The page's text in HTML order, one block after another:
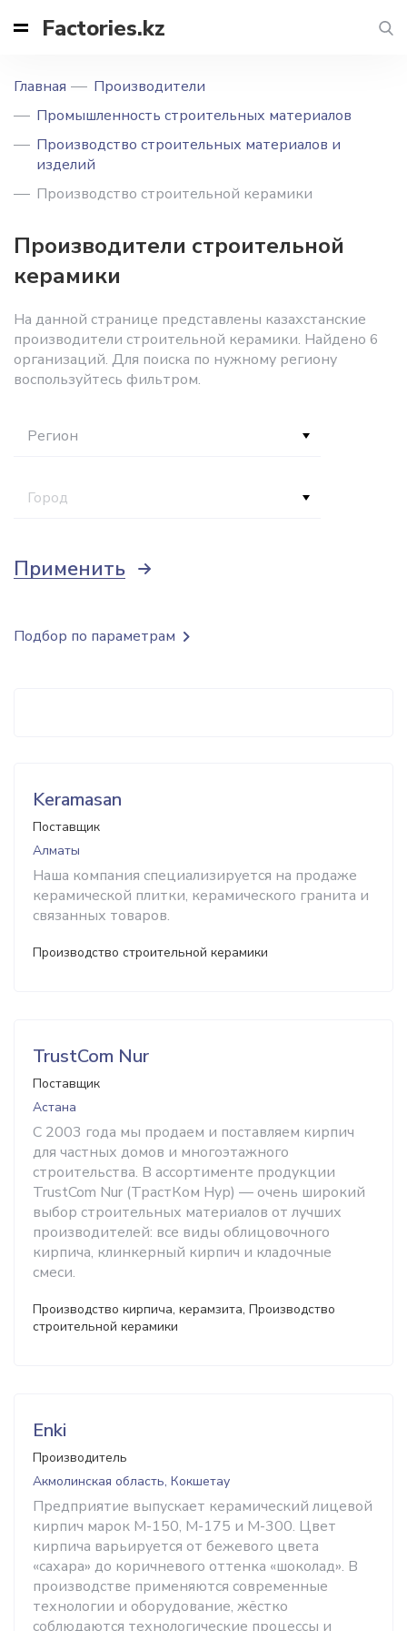
Factories.kz
Главная
Производители
Промышленность строительных материалов
Производство строительных материалов и
изделий
Производство строительной керамики
Производители строительной
керамики
На данной странице представлены казахстанские
производители строительной керамики. Найдено 6
организаций. Для поиска по нужному региону
воспользуйтесь фильтром.
Регион
Город
Применить
Keramasan
Поставщик
Алматы
Наша компания специализируется на продаже
керамической плитки, керамического гранита и
связанных товаров.
Производство строительной керамики
TrustCom Nur
Поставщик
Астана
С 2003 года мы продаем и поставляем кирпич
для частных домов и многоэтажного
строительства. В ассортименте продукции
TrustCom Nur (ТрастКом Нур) — очень широкий
выбор строительных материалов от лучших
производителей: все виды облицовочного
кирпича, клинкерный кирпич и кладочные
смеси.
Производство кирпича, керамзита, Производство
строительной керамики
Enki
Производитель
Акмолинская область, Кокшетау
Предприятие выпускает керамический лицевой
кирпич марок М-150, М-175 и М-300. Цвет
кирпича варьируется от бежевого цвета
«сахара» до коричневого оттенка «шоколад». В
производстве применяются современные
технологии и оборудование, жёстко
соблюдаются технологические процессы и
Подбор по параметрам